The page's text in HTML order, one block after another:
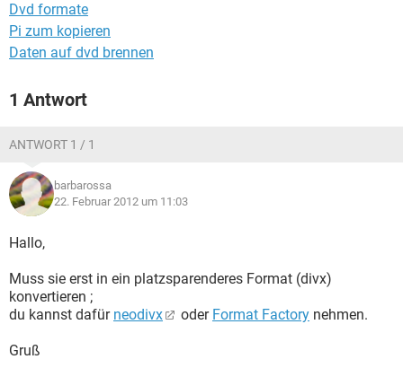
Dvd formate
Pi zum kopieren
Daten auf dvd brennen
1 Antwort
ANTWORT 1 / 1
barbarossa
22. Februar 2012 um 11:03
Hallo,
Muss sie erst in ein platzsparenderes Format (divx)
konvertieren ;
du kannst dafür neodivx oder Format Factory nehmen.
Gruß